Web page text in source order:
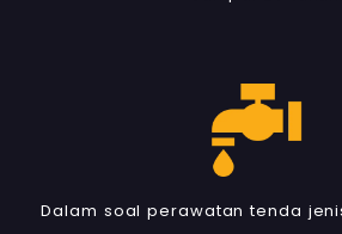
Dalam soal perawatan tenda